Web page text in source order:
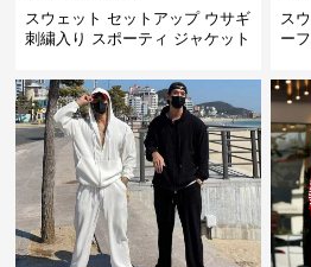
スウェット セットアップ ウサギ
刺繍入り スポーティ ジャケット
ス
ー